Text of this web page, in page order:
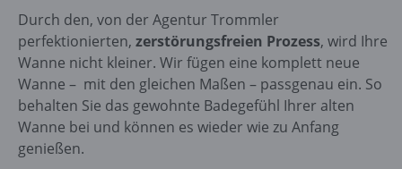
Durch den, von der Agentur Trommler
perfektionierten, zerstörungsfreien Prozess, wird Ihre
Wanne nicht kleiner. Wir fügen eine komplett neue
Wanne – mit den gleichen Maßen – passgenau ein. So
behalten Sie das gewohnte Badegefühl Ihrer alten
Wanne bei und können es wieder wie zu Anfang
genießen.